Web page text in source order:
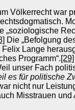
Völkerrecht war
„soziologische
Die „Befolgung
Felix Lange
Programm“.[29]
unser Fach
es für politische
nicht nur
Misstrauen und